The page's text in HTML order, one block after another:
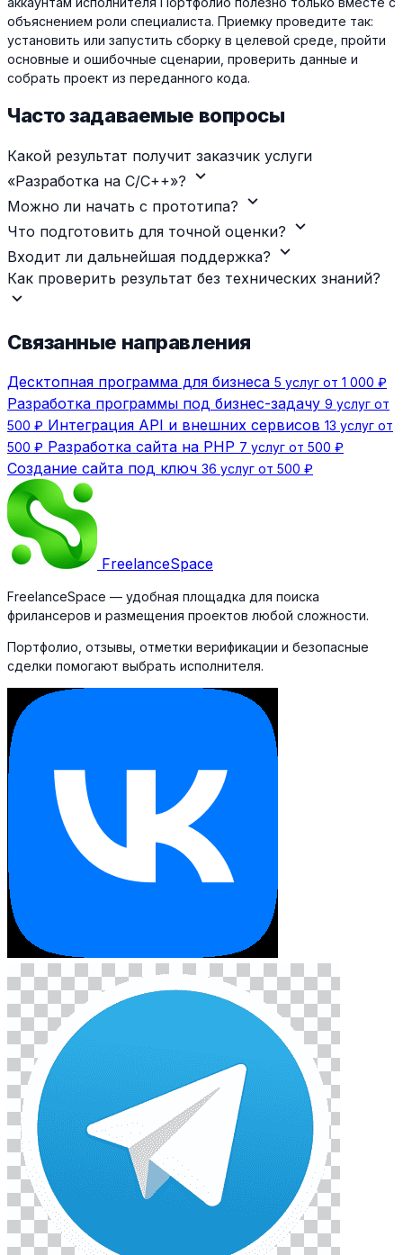
объяснением роли специалиста. Приемку проведите так:
установить или запустить сборку в целевой среде, пройти
основные и ошибочные сценарии, проверить данные и
собрать проект из переданного кода.
Часто задаваемые вопросы
Какой результат получит заказчик услуги
«Разработка на C/C++»? expand_more
Можно ли начать с прототипа? expand_more
Что подготовить для точной оценки? expand_more
Входит ли дальнейшая поддержка? expand_more
Как проверить результат без технических знаний?
expand_more
Связанные направления
Десктопная программа для бизнеса 5 услуг от 1 000 ₽
Разработка программы под бизнес-задачу 9 услуг от
500 ₽ Интеграция API и внешних сервисов 13 услуг от
500 ₽ Разработка сайта на PHP 7 услуг от 500 ₽
Создание сайта под ключ 36 услуг от 500 ₽
FreelanceSpace
FreelanceSpace — удобная площадка для поиска
фрилансеров и размещения проектов любой сложности.
Портфолио, отзывы, отметки верификации и безопасные
сделки помогают выбрать исполнителя.